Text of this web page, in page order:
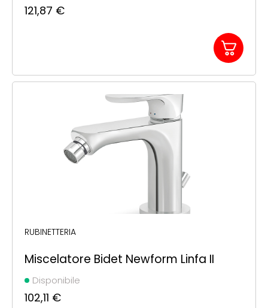
121,87 €
RUBINETTERIA
Miscelatore Bidet Newform Linfa II
Disponibile
102,11 €